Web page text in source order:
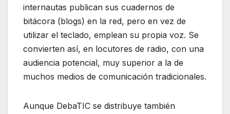
internautas publican sus cuadernos de
bitácora (blogs) en la red, pero en vez de
utilizar el teclado, emplean su propia voz. Se
convierten así, en locutores de radio, con una
audiencia potencial, muy superior a la de
muchos medios de comunicación tradicionales.
Aunque DebaTIC se distribuye también